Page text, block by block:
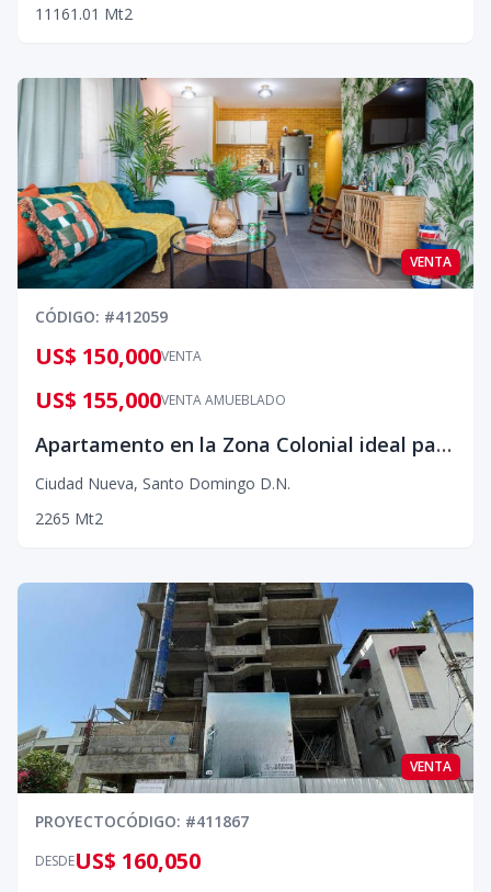
1 1 161.01 Mt2
VENTA
CÓDIGO: #412059
VENTA
US$ 150,000
VENTA AMUEBLADO
US$ 155,000
Apartamento en la Zona Colonial ideal para invertir
Ciudad Nueva, Santo Domingo D.N.
2265 Mt2
VENTA
PROYECTOCÓDIGO: #411867
DESDEUS$ 160,050